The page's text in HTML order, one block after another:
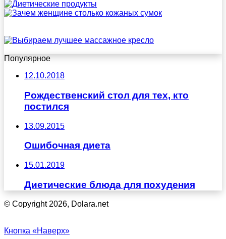
Популярное
12.10.2018
Рождественский стол для тех, кто
постился
13.09.2015
Ошибочная диета
15.01.2019
Диетические блюда для похудения
© Copyright 2026, Dolara.net
Кнопка «Наверх»